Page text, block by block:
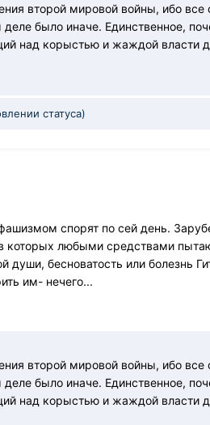
второй мировой войны, ибо
было иначе. Единственное,
над корыстью и жаждой власти
статуса)
спорят по сей день.
любыми средствами
души, бесноватость или болезнь
им- нечего...
второй мировой войны, ибо
было иначе. Единственное,
над корыстью и жаждой власти